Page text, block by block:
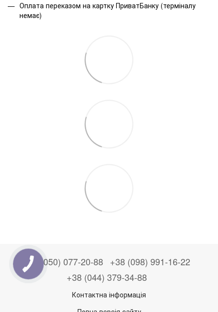
Оплата переказом на картку ПриватБанку (терміналу
немає)
+38 (050) 077-20-88 +38 (098) 991-16-22
+38 (044) 379-34-88
Контактна інформація